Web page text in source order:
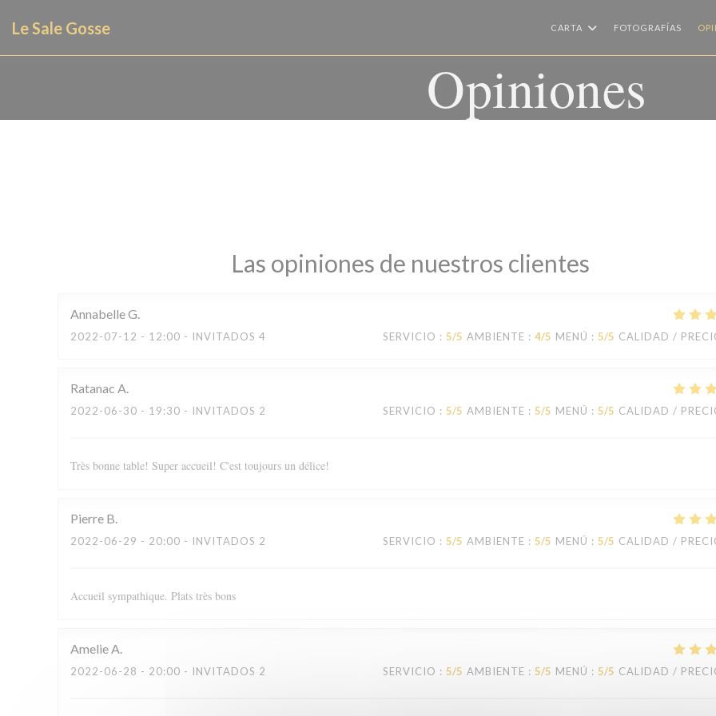
Le Sale Gosse CARTA FOTOGRAFÍAS
Opiniones
Las opiniones de nuestros clientes
AnnabelleG
2022-07-12 - 12:00 - INVITADOS 4 SERVICIO : 5/5 AMBIENTE : 4/5 MENÚ : 5/5 CALIDAD /
Ratanac A
2022-06-30 - 19:30 - INVITADOS 2 SERVICIO : 5/5 AMBIENTE : 5/5 MENÚ : 5/5 CALIDAD /
Très bonne table! Super accueil! C'est toujours un délice!
Pierre B
2022-06-29 - 20:00 - INVITADOS 2 SERVICIO : 5/5 AMBIENTE : 5/5 MENÚ : 5/5 CALIDAD /
Accueil sympathique. Plats très bons
AmelieA
2022-06-28 - 20:00 - INVITADOS 2 SERVICIO : 5/5 AMBIENTE : 5/5 MENÚ : 5/5 CALIDAD /